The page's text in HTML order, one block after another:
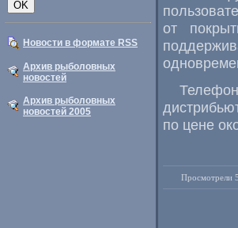
Новости в формате RSS
Архив рыболовных
новостей
Архив рыболовных
новостей 2005
от
по цене
Просмотрели